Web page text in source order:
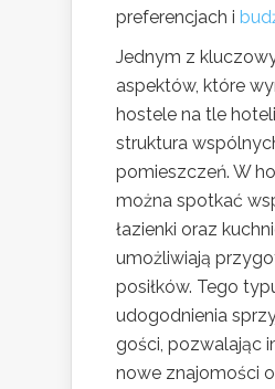
preferencjach i
Jednym z
aspektów, które
hostele na tle
struktura
pomieszczeń. W
można spotkać
łazienki oraz
umożliwiają
posiłków. Tego
udogodnienia
gości, pozwalając
nowe znajomości